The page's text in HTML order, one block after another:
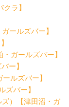
ラ】
ールズバー】
ガールズバー】
ー】
ルズバー】
ズバー】
ズ）【津田沼・ガ